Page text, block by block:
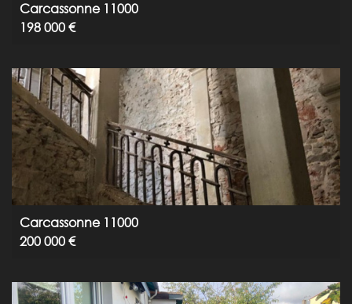
Carcassonne 11000
198 000 €
Carcassonne 11000
200 000 €